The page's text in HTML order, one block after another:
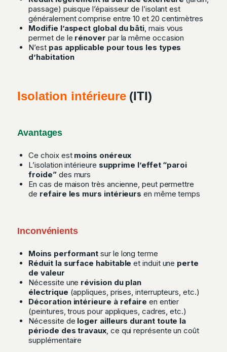
passage) puisque l’épaisseur de l’isolant est
généralement comprise entre 10 et 20 centimètres
Modifie l’aspect global du bâti, mais vous
permet de le rénover par la même occasion
N’est pas applicable pour tous les types
d’habitation
Isolation intérieure(ITI)
Avantages
Ce choix est moins onéreux
L’isolation intérieure supprime l’effet “paroi
froide”des murs
En cas de maison très ancienne, peut permettre
de refaire les murs intérieurs en même temps
Inconvénients
Moins performant sur le long terme
Réduit la surface habitable et induit une perte
de valeur
Nécessite une révision du plan
électrique (appliques, prises, interrupteurs, etc.)
Décoration intérieure à refaire en entier
(peintures, trous pour appliques, cadres, etc.)
Nécessite de loger ailleurs durant toute la
période des travaux, ce qui représente un coût
supplémentaire